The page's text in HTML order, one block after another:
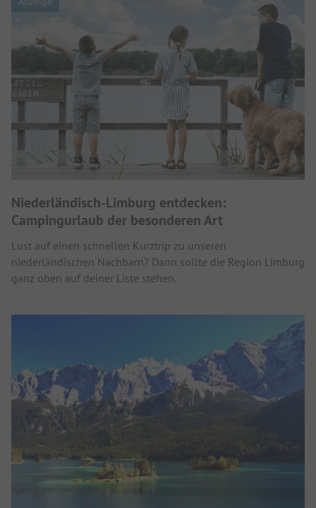
Niederländisch-Limburg entdecken:
Campingurlaub der besonderen Art
Lust auf einen schnellen Kurztrip zu unseren
niederländischen Nachbarn? Dann sollte die Region Limburg
ganz oben auf deiner Liste stehen.